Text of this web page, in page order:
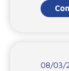
08/03/